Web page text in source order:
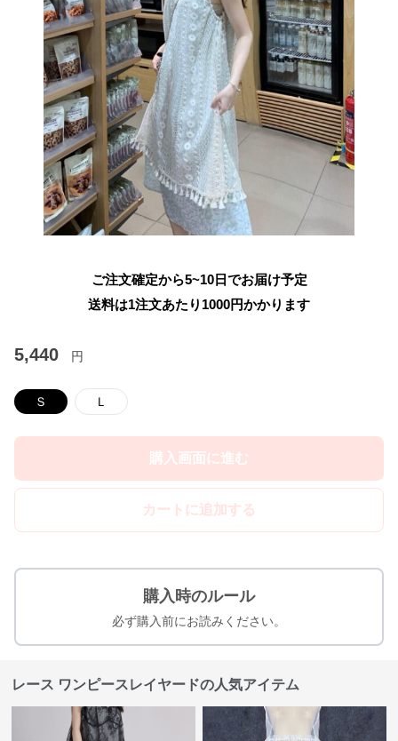
ご注文確定から5~10日でお届け予定
送料は1注文あたり 1000円かかります
5,440 円
Ｓ Ｌ
購入画面に進む
カートに追加する
購入時のルール
必ず購入前にお読みください。
レース ワンピースレイヤードの人気アイテム